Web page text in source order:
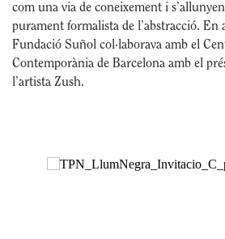
com una via de coneixement i
purament formalista de l’abstracció. En
Fundació Suñol col·laborava amb el
Contemporània de Barcelona amb el
l’artista Zush.